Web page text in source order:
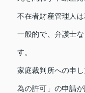
不在者財産管理人
一般的で、弁護士
す。
家庭裁判所への申
為の許可」の申請